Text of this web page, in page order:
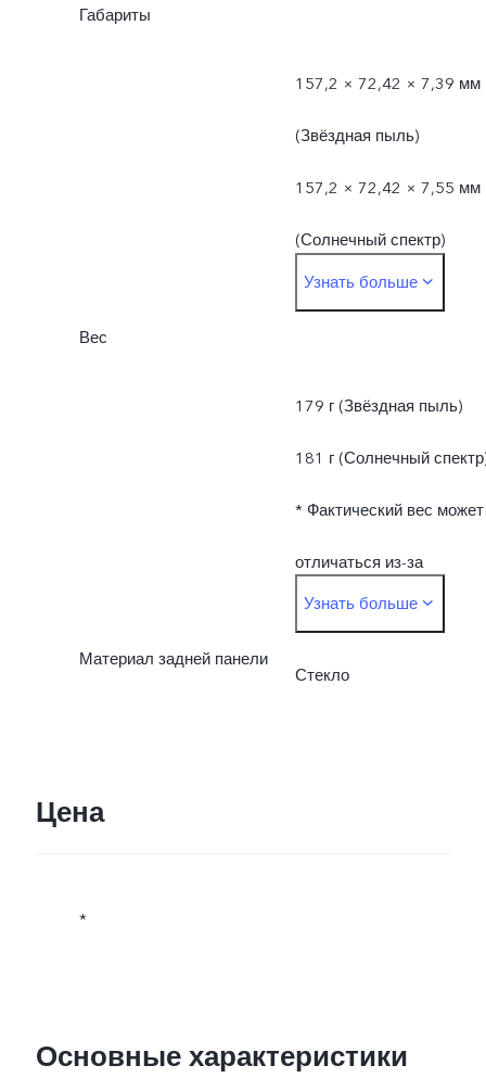
Габариты
157,2 × 72,42 × 7,39 мм
(Звёздная пыль)
157,2 × 72,42 × 7,55 мм
(Солнечный спектр)
* Фактические размеры
различий в
производственных
процессах, методах
поставляемых
Узнать больше
Вес
179 г (Звёздная пыль)
181 г (Солнечный
* Фактический вес может
отличаться из-за
различий в
производственных
Узнать больше
Материал задней панели
Стекло
Цена
*
Основные характеристики